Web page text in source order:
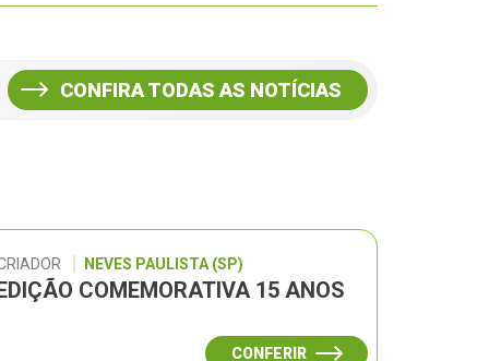
CONFIRA TODAS AS NOTÍCIAS
NEVES PAULISTA (SP)
COMEMORATIVA 15 ANOS
CONFERIR